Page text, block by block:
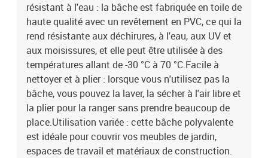
résistant à l'eau : la bâche est fabriquée en toile de
haute qualité avec un revêtement en PVC, ce qui la
rend résistante aux déchirures, à l'eau, aux UV et
aux moisissures, et elle peut être utilisée à des
températures allant de -30 °C à 70 °C.Facile à
nettoyer et à plier : lorsque vous n'utilisez pas la
bâche, vous pouvez la laver, la sécher à l'air libre et
la plier pour la ranger sans prendre beaucoup de
place.Utilisation variée : cette bâche polyvalente
est idéale pour couvrir vos meubles de jardin,
espaces de travail et matériaux de construction.